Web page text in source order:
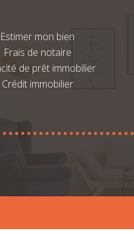
Estimer mon bien
Frais de notaire
de prêt immobilier
Crédit immobilier